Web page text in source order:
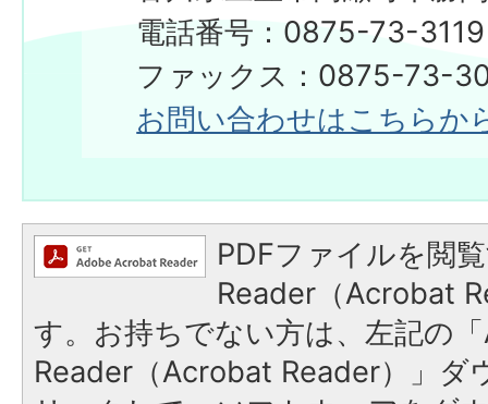
電話番号：0875-73-3119
ファックス：0875-73-
お問い合わせはこちらか
PDFファイルを閲
Reader（Acrobat
す。お持ちでない方は、左記の
Reader（Acrobat Reader）」ダ